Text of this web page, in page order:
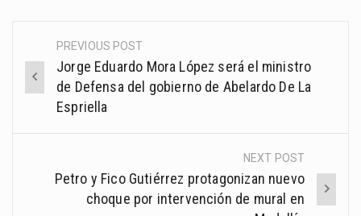
Post
navigation
PREVIOUS POST
Jorge Eduardo Mora López será el ministro
de Defensa del gobierno de Abelardo De La
Espriella
NEXT POST
Petro y Fico Gutiérrez protagonizan nuevo
choque por intervención de mural en